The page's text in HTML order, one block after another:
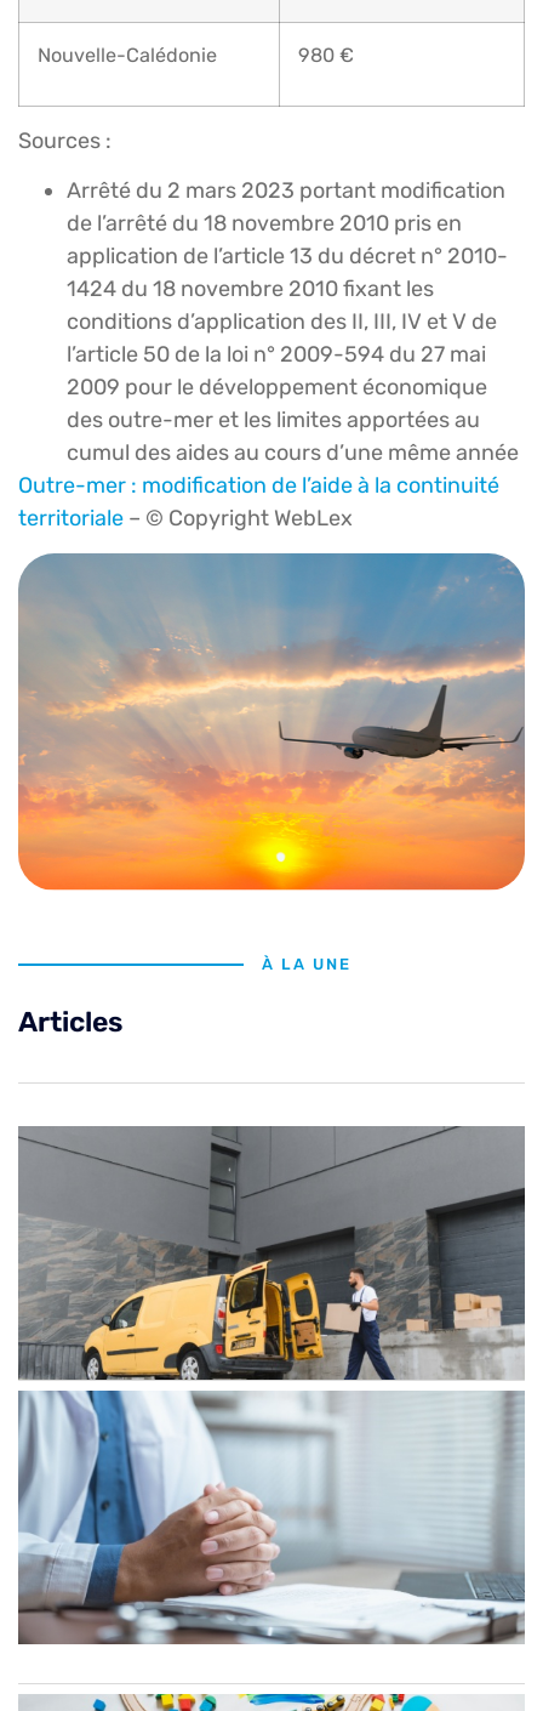
Nouvelle-Calédonie 980 €
Sources :
Arrêté du 2 mars 2023 portant modification
de l’arrêté du 18 novembre 2010 pris en
application de l’article 13 du décret n° 2010-
1424 du 18 novembre 2010 fixant les
conditions d’application des II, III, IV et V de
l’article 50 de la loi n° 2009-594 du 27 mai
2009 pour le développement économique
des outre-mer et les limites apportées au
cumul des aides au cours d’une même année
Outre-mer : modification de l’aide à la continuité
territoriale – © Copyright WebLex
À LA UNE
Articles